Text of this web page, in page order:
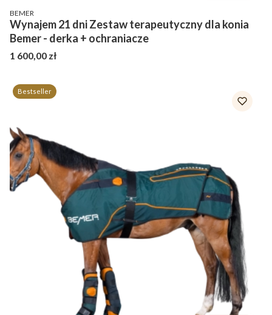
PRODUCENT
BEMER
Wynajem 21 dni Zestaw terapeutyczny dla konia
Bemer - derka + ochraniacze
Cena
1 600,00 zł
Bestseller